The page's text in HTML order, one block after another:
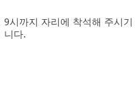
9시까지 자리에 착석해 주시
니다.